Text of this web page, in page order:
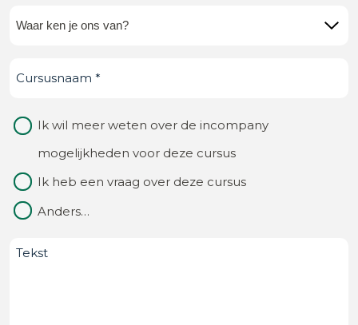
Waar
je
van?
(Vereist)
Cursusnaam (Vereist)
Waarom
contact
Ik wil meer weten over de incompany
mogelijkheden voor deze cursus
Ik heb een vraag over deze cursus
Anders…
Bericht